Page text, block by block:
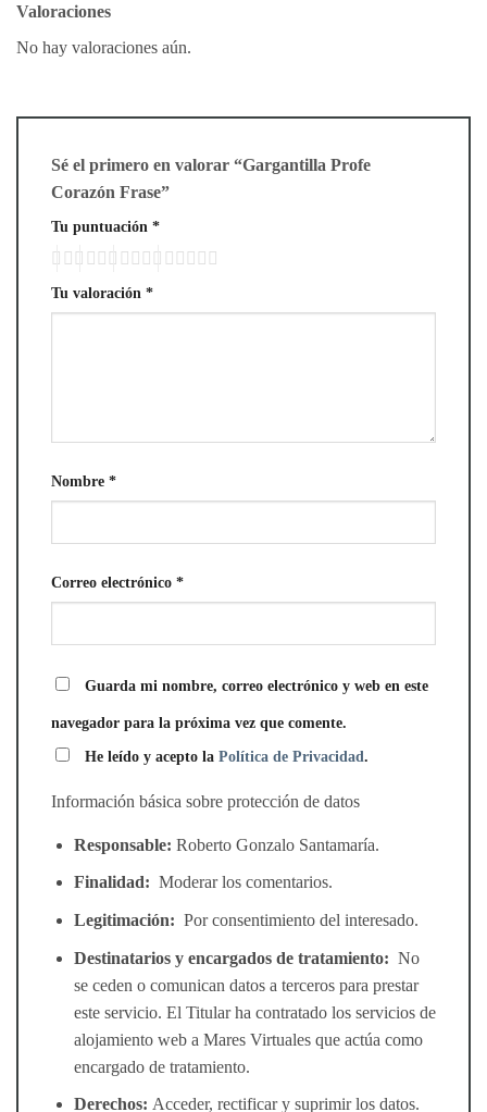
Valoraciones
No hay valoraciones aún.
Sé el primero en valorar “Gargantilla Profe
Corazón Frase”
Tu puntuación *
Tu valoración *
Nombre *
Correo electrónico *
Guarda mi nombre, correo electrónico y web en este
navegador para la próxima vez que comente.
He leído y acepto la Política de Privacidad.
Información básica sobre protección de datos
Responsable: Roberto Gonzalo Santamaría.
Finalidad: Moderar los comentarios.
Legitimación: Por consentimiento del interesado.
Destinatarios y encargados de tratamiento: No
se ceden o comunican datos a terceros para prestar
este servicio. El Titular ha contratado los servicios de
alojamiento web a Mares Virtuales que actúa como
encargado de tratamiento.
Derechos: Acceder, rectificar y suprimir los datos.